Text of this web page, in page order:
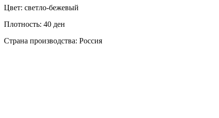
Цвет: светло-бежевый
Плотность: 40 ден
Страна производства: Россия